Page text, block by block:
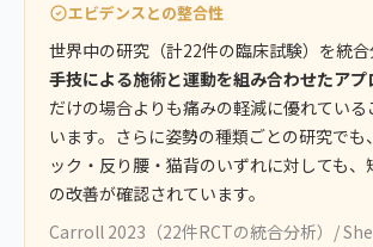
エビデンスとの整合性
世界中の研究（計22件の臨床試験）を統合
手技による施術と運動を組み合わせたアプ
だけの場合よりも痛みの軽減に優れている
います。さらに姿勢の種類ごとの研究でも
ック・反り腰・猫背のいずれに対しても
の改善が確認されています。
Carroll 2023（22件RCTの統合分析）/